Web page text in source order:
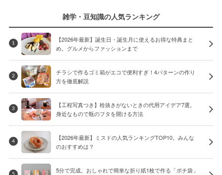
雑学・豆知識の人気ランキング
1
【2026年最新】誕生日・誕生月に使えるお得な特典まと
め。グルメからファッションまで
2
チラシで作るゴミ箱がエコで便利すぎ！4パターンの作り
方を徹底解説
3
【工程写真つき】栓抜きがないときの代用アイデア7選。
身近なもので瓶のフタを開ける方法
4
【2026年最新】ミスドの人気ランキングTOP10。みんな
のおすすめは？
5 5分で完成。おしゃれで簡単な折り紙1枚で作る「ポチ袋」